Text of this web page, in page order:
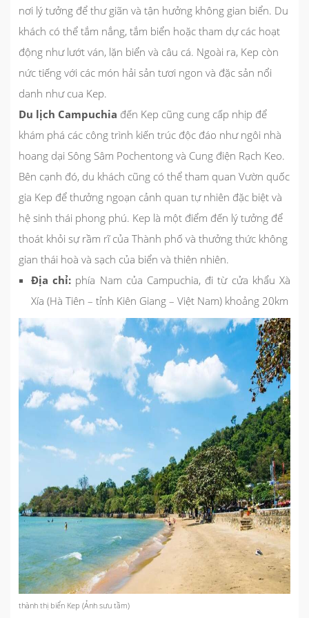
nơi lý tưởng để thư giãn và tận hưởng không gian biển. Du
khách có thể tắm nắng, tắm biển hoặc tham dự các hoạt
động như lướt ván, lặn biển và câu cá. Ngoài ra, Kep còn
nức tiếng với các món hải sản tươi ngon và đặc sản nổi
danh như cua Kep.
Du lịch Campuchia đến Kep cũng cung cấp nhịp để
khám phá các công trình kiến trúc độc đáo như ngôi nhà
hoang dại Sông Sâm Pochentong và Cung điện Rạch Keo.
Bên cạnh đó, du khách cũng có thể tham quan Vườn quốc
gia Kep để thưởng ngoạn cảnh quan tự nhiên đặc biệt và
hệ sinh thái phong phú. Kep là một điểm đến lý tưởng để
thoát khỏi sự rầm rĩ của Thành phố và thưởng thức không
gian thái hoà và sạch của biển và thiên nhiên.
Địa chỉ: phía Nam của Campuchia, đi từ cửa khẩu Xà
Xía (Hà Tiên – tỉnh Kiên Giang – Việt Nam) khoảng 20km
thành thị biển Kep (Ảnh sưu tầm)